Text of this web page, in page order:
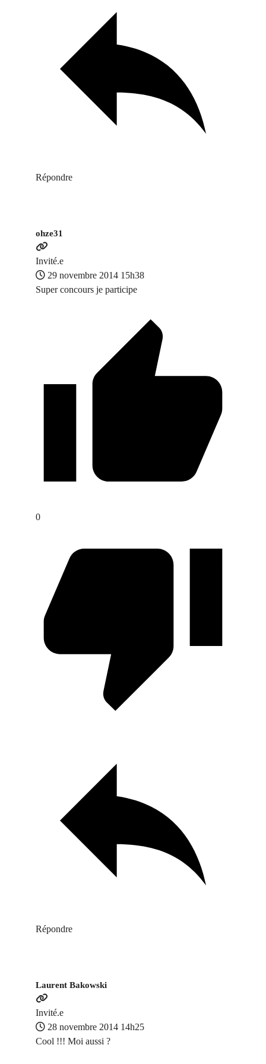
Répondre
ohze31
Invité.e
29 novembre 2014 15h38
Super concours je participe
0
Répondre
Laurent Bakowski
Invité.e
28 novembre 2014 14h25
Cool !!! Moi aussi ?